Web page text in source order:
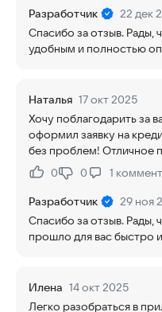
Разработчик
22 дек
Спасибо за отзыв. Рады,
удобным и полностью
Наталья 17 окт 2025
Хочу поблагодарить за
оформил заявку на
без проблем! Отличное
Нравится:
0Не нравится:
0 1
Разработчик
29 ноя
Спасибо за отзыв.
прошло для вас быстро
Илена 14 окт 2025
Легко разобраться в